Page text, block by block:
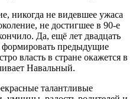
никогда не видевшее ужаса
не достигшее в 90-е
Да, ещё лет двадцать
формировать предыдущие
власть в стране окажется в
Навальный.
талантливые